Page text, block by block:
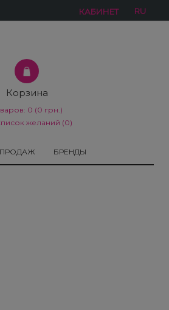
КАБИНЕТ RU
Корзина
0 (0 грн.)
желаний (0)
БРЕНДЫ